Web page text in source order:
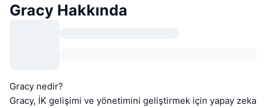
Gracy Hakkında
Gracy nedir?
Gracy, İK gelişimi ve yönetimini geliştirmek için yapay zeka